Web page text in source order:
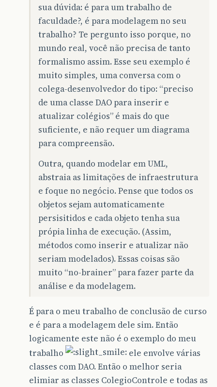
sua dúvida: é para um trabalho de
faculdade?, é para modelagem no seu
trabalho? Te pergunto isso porque, no
mundo real, você não precisa de tanto
formalismo assim. Esse seu exemplo é
muito simples, uma conversa com o
colega-desenvolvedor do tipo: “preciso
de uma classe DAO para inserir e
atualizar colégios” é mais do que
suficiente, e não requer um diagrama
para compreensão.
Outra, quando modelar em UML,
abstraia as limitações de infraestrutura
e foque no negócio. Pense que todos os
objetos sejam automaticamente
persisitidos e cada objeto tenha sua
própia linha de execução. (Assim,
métodos como inserir e atualizar não
seriam modelados). Essas coisas são
muito “no-brainer” para fazer parte da
análise e da modelagem.
É para o meu trabalho de conclusão de curso
e é para a modelagem dele sim. Então
logicamente este não é o exemplo do meu
trabalho
ele envolve várias
classes com DAO. Então o melhor seria
elimiar as classes ColegioControle e todas as